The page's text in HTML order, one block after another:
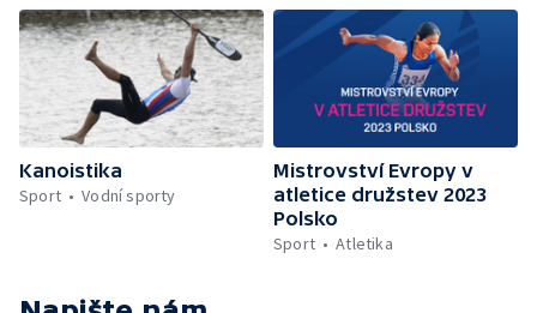
Kanoistika
Sport
Vodní sporty
Mistrovství Evropy v
atletice družstev 2023
Polsko
Sport
Atletika